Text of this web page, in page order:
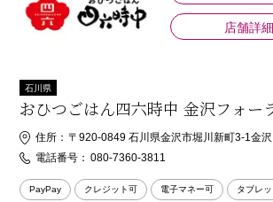
店舗詳
石川県
おひつごはん四六時中 金沢フォー
住所： 〒920-0849 石川県金沢市堀川新町3-1金
電話番号： 080-7360-3811
PayPay クレジット可 電子マネー可 タブレ